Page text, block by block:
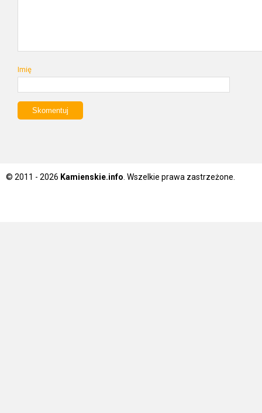
Imię
© 2011 - 2026 Kamienskie.info . Wszelkie prawa zastrzeżone.